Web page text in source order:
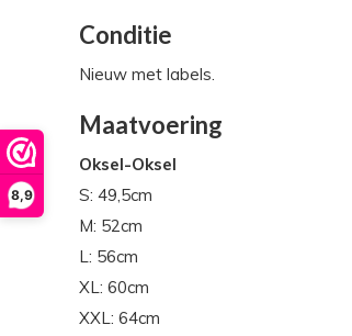
8,9
Conditie
Nieuw met labels.
Maatvoering
Oksel-Oksel
S: 49,5cm
M: 52cm
L: 56cm
XL: 60cm
XXL: 64cm